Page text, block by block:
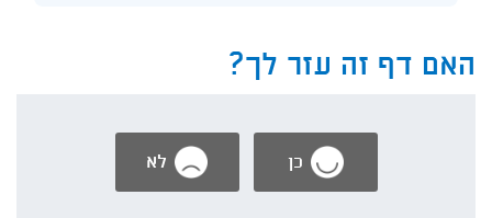
האם דף זה עזר לך?
כן לא